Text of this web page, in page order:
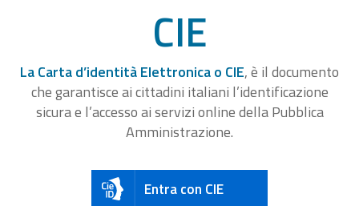
CIE
La Carta d’identità Elettronica o CIE, è il documento
che garantisce ai cittadini italiani l’identificazione
sicura e l’accesso ai servizi online della Pubblica
Amministrazione.
Entra con CIE